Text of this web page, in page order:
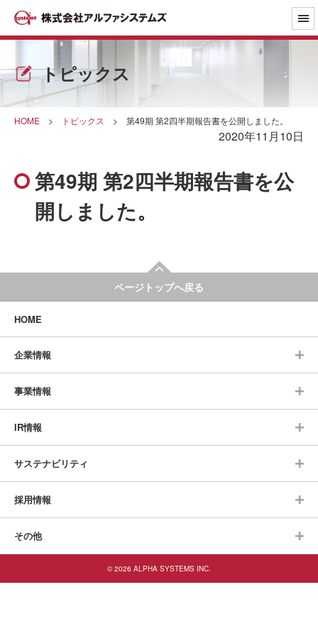
トピックス
HOME > トピックス > 第49期 第2四半期報告書を公開しました。
2020年11月10日
第49期 第2四半期報告書を公
開しました。
ページトップへ戻る
HOME
企業情報
事業情報
IR情報
サステナビリティ
採用情報
その他
© 2026 ALPHA SYSTEMS INC.